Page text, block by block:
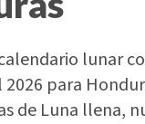
lunar
para
de Luna llena,